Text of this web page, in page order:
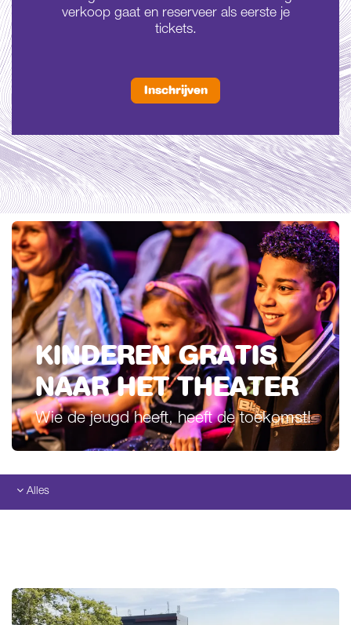
verkoop gaat en reserveer als eerste je
tickets.
Inschrijven
KINDEREN GRATIS
NAAR HET THEATER
Wie de jeugd heeft, heeft de toekomst!
Alles
Luisteren